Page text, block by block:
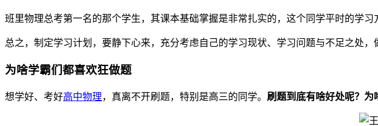
班里物理总考第一名的那个学生，其课本基础掌握是非常扎实的，这个同学平时的学
总之，制定学习计划，要静下心来，充分考虑自己的学习现状、学习问题与不足之处，
为啥学霸们都喜欢狂做题
想学好、考好高中物理，真离不开刷题，特别是高三的同学。 刷题到底有啥好处呢？为